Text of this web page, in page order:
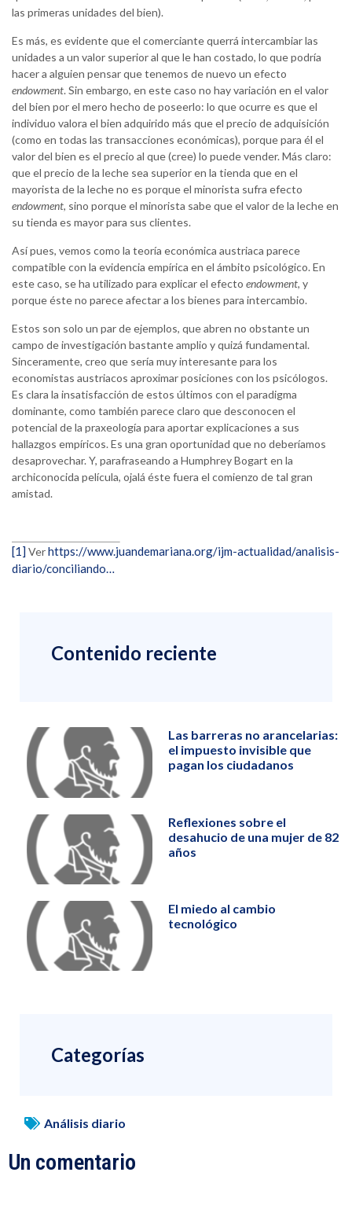
las primeras unidades del bien).
Es más, es evidente que el comerciante querrá intercambiar las
unidades a un valor superior al que le han costado, lo que podría
hacer a alguien pensar que tenemos de nuevo un efecto
endowment. Sin embargo, en este caso no hay variación en el valor
del bien por el mero hecho de poseerlo: lo que ocurre es que el
individuo valora el bien adquirido más que el precio de adquisición
(como en todas las transacciones económicas), porque para él el
valor del bien es el precio al que (cree) lo puede vender. Más claro:
que el precio de la leche sea superior en la tienda que en el
mayorista de la leche no es porque el minorista sufra efecto
endowment, sino porque el minorista sabe que el valor de la leche en
su tienda es mayor para sus clientes.
Así pues, vemos como la teoría económica austriaca parece
compatible con la evidencia empírica en el ámbito psicológico. En
este caso, se ha utilizado para explicar el efecto endowment, y
porque éste no parece afectar a los bienes para intercambio.
Estos son solo un par de ejemplos, que abren no obstante un
campo de investigación bastante amplio y quizá fundamental.
Sinceramente, creo que sería muy interesante para los
economistas austriacos aproximar posiciones con los psicólogos.
Es clara la insatisfacción de estos últimos con el paradigma
dominante, como también parece claro que desconocen el
potencial de la praxeología para aportar explicaciones a sus
hallazgos empíricos. Es una gran oportunidad que no deberíamos
desaprovechar. Y, parafraseando a Humphrey Bogart en la
archiconocida película, ojalá éste fuera el comienzo de tal gran
amistad.
[1] Verhttps://www.juandemariana.org/ijm-actualidad/analisis-
diario/conciliando…
Contenido reciente
Las barreras no arancelarias:
el impuesto invisible que
pagan los ciudadanos
Reflexiones sobre el
desahucio de una mujer de 82
años
El miedo al cambio
tecnológico
Categorías
Análisis diario
Un comentario